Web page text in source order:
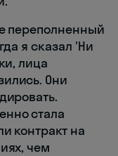
переполненный
я сказал 'Ни
лица
Они
стала
контракт на
чем